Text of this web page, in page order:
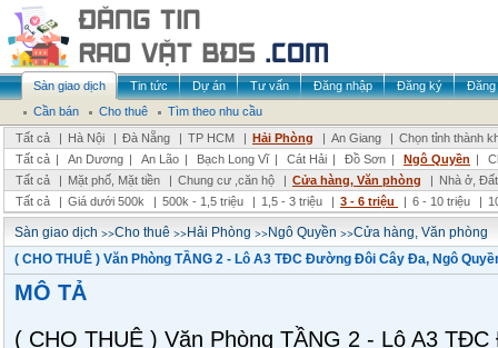
Sàn giao dịch Tin tức Dự án Tư vấn Đăng nhập Đăng ký
Đăng
Cần bán
Cho thuê
Tìm theo nhu cầu
Tất cả
| Hà Nội | Đà Nẵng | TP HCM | Hải Phòng | An Giang | Chọn tỉnh thành
Tất cả | An Dương | An Lão | Bạch Long Vĩ | Cát Hải | Đồ Sơn | Ngô Quyền |
Tất cả
| Mặt phố, Mặt tiền | Chung cư ,căn hộ | Cửa hàng, Văn phòng | Nhà ở,
Tất cả
| Giá dưới 500k | 500k - 1,5 triệu | 1,5 - 3 triệu | 3 - 6 triệu | 6 - 10 triệu |
Sàn giao dịch >>Cho thuê >>Hải Phòng >>Ngô Quyền >>Cửa hàng, Văn phòng
( CHO THUÊ ) Văn Phòng TẦNG 2 - Lô A3 TĐC Đường Đôi Cây Đa, Ngô
MÔ TẢ
( CHO THUÊ ) Văn Phòng TẦNG 2 - Lô A3